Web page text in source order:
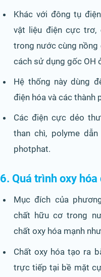
Khác với đông tụ
vật liệu điện cực trơ,
trong nước cùng nồng
cách sử dụng gốc OH
Hệ thống này dùng
điện hóa và các thành
Các điện cực dẻo
than chì, polyme
photphat.
6. Quá trình oxy
Mục đích của
chất hữu cơ trong
chất oxy hóa mạnh
Chất oxy hóa tạo ra
trực tiếp tại bề mặt